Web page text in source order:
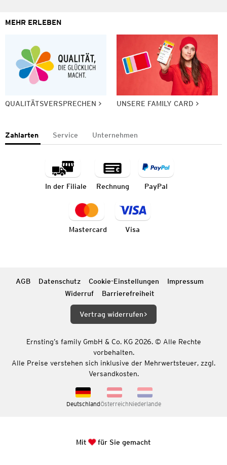
MEHR ERLEBEN
QUALITÄTSVERSPRECHEN UNSERE FAMILY CARD
Zahlarten Service Unternehmen
In der Filiale Rechnung PayPal
Mastercard Visa
AGB Datenschutz Cookie-Einstellungen
Impressum
Widerruf
Barrierefreiheit
Vertrag widerrufen
Ernsting’s family GmbH & Co. KG 2026. © Alle Rechte
vorbehalten.
Alle Preise verstehen sich inklusive der Mehrwertsteuer, zzgl.
Versandkosten.
DeutschlandÖsterreichNiederlande
Mit für Sie gemacht